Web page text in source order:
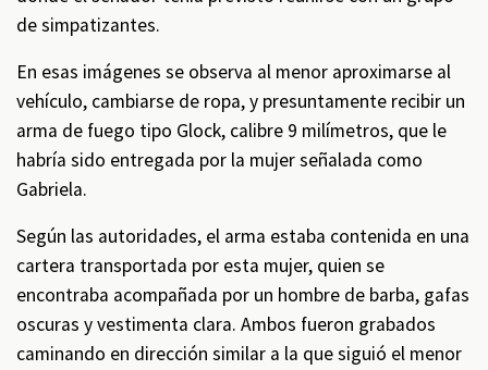
de simpatizantes.
En esas imágenes se observa al menor aproximarse al
vehículo, cambiarse de ropa, y presuntamente recibir un
arma de fuego tipo Glock, calibre 9 milímetros, que le
habría sido entregada por la mujer señalada como
Gabriela.
Según las autoridades, el arma estaba contenida en una
cartera transportada por esta mujer, quien se
encontraba acompañada por un hombre de barba, gafas
oscuras y vestimenta clara. Ambos fueron grabados
caminando en dirección similar a la que siguió el menor